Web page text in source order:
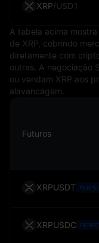
de juros,
geralmente
essas flutuações.
Em conclusão, o
nacional dos
do sistema
economia digital.
econômica,
XRP/USD1
A tabela acima
de XRP, cobrindo
diretamente com
outras. A negociação
ou vendam XRP aos
alavancagem.
Futuros
XRPUSDT
XRPUSDC